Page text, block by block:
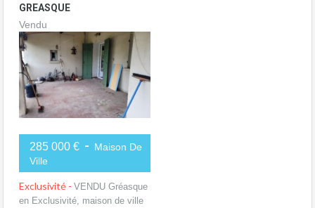
GREASQUE
Vendu
285 000 € - Maison De
Ville
Exclusivité - VENDU Gréasque
en Exclusivité, maison de ville